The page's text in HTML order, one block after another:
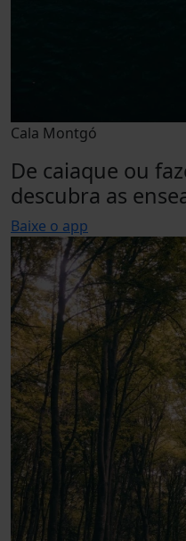
Cala Montgó
De caiaque ou
descubra as
Baixe o app